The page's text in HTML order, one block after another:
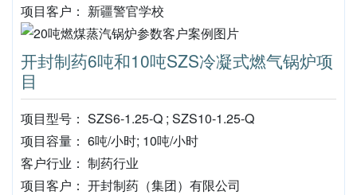
项目客户： 新疆警官学校
开封制药6吨和10吨SZS冷凝式燃气锅炉项
目
项目型号： SZS6-1.25-Q ; SZS10-1.25-Q
项目容量： 6吨/小时; 10吨/小时
客户行业： 制药行业
项目客户： 开封制药（集团）有限公司